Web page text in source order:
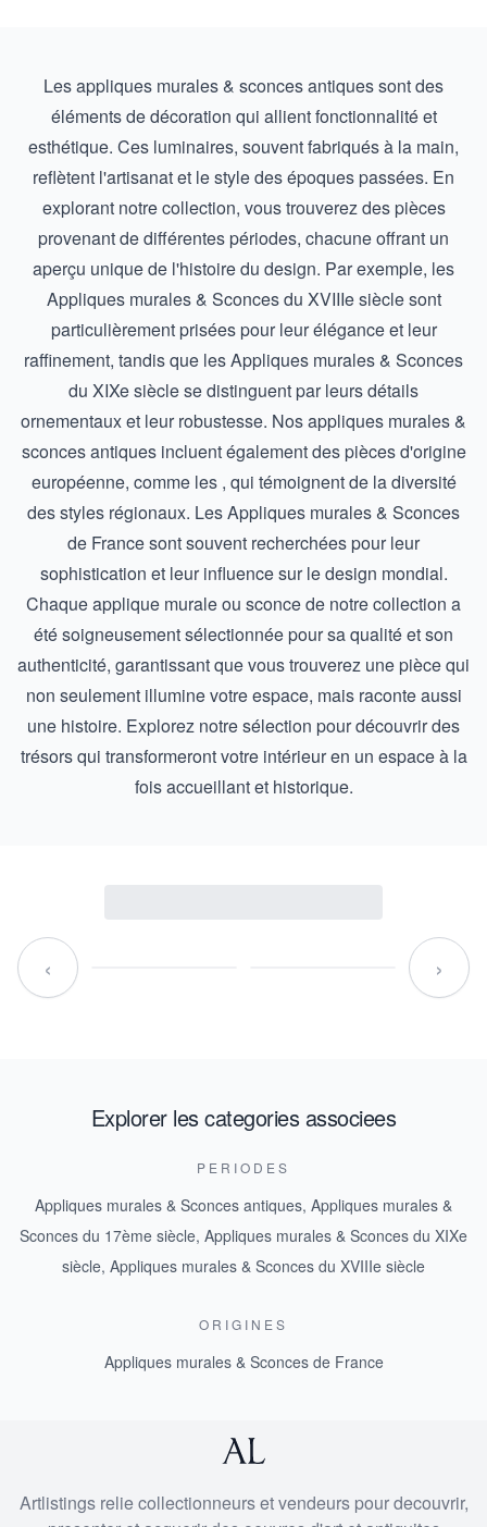
Les appliques murales & sconces antiques sont des
éléments de décoration qui allient fonctionnalité et
esthétique. Ces luminaires, souvent fabriqués à la main,
reflètent l'artisanat et le style des époques passées. En
explorant notre collection, vous trouverez des pièces
provenant de différentes périodes, chacune offrant un
aperçu unique de l'histoire du design. Par exemple, les
Appliques murales & Sconces du XVIIIe sièclesont
particulièrement prisées pour leur élégance et leur
raffinement, tandis que lesAppliques murales & Sconces
du XIXe sièclese distinguent par leurs détails
ornementaux et leur robustesse. Nos appliques murales &
sconces antiques incluent également des pièces d'origine
européenne, comme les , qui témoignent de la diversité
des styles régionaux. LesAppliques murales & Sconces
de Francesont souvent recherchées pour leur
sophistication et leur influence sur le design mondial.
Chaque applique murale ou sconce de notre collection a
été soigneusement sélectionnée pour sa qualité et son
authenticité, garantissant que vous trouverez une pièce qui
non seulement illumine votre espace, mais raconte aussi
une histoire. Explorez notre sélection pour découvrir des
trésors qui transformeront votre intérieur en un espace à la
fois accueillant et historique.
‹ ›
Explorer les categories associees
PERIODES
Appliques murales & Sconces antiques, Appliques murales &
Sconces du 17ème siècle, Appliques murales & Sconces du XIXe
siècle, Appliques murales & Sconces du XVIIIe siècle
ORIGINES
Appliques murales & Sconces de France
Artlistings relie collectionneurs et vendeurs pour decouvrir,